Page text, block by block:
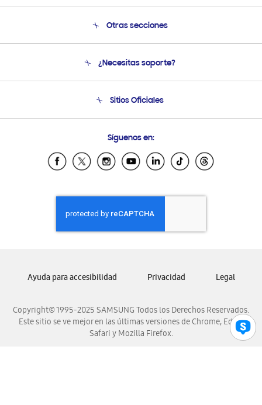
Otras secciones
Soporte
¿Necesitas soporte?
Soporte vía eMail
Sitios Oficiales
Samsung Ecuador
Samsung El Salvador
Samsung Honduras
Samsung Nicaragua
Samsung Panamá
Samsung Venezuela
Síguenos en:
Copyright© 1995-2025 SAMSUNG Todos los Derechos Reservados.
Este sitio se ve mejor en las últimas versiones de Chrome, Edge,
Safari y Mozilla Firefox.
Ayuda para accesibilidad Privacidad Legal